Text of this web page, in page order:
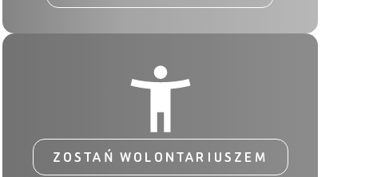
ZOSTAŃ WOLONTARIUSZEM